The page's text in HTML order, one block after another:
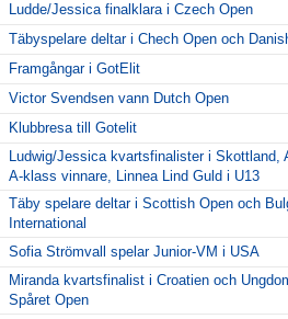
Ludde/Jessica finalklara i Czech Open
Täbyspelare deltar i Chech Open och
Framgångar i GotElit
Victor Svendsen vann Dutch Open
Klubbresa till Gotelit
Ludwig/Jessica kvartsfinalister i Skottland,
A-klass vinnare, Linnea Lind Guld i U13
Täby spelare deltar i Scottish Open och
International
Sofia Strömvall spelar Junior-VM i USA
Miranda kvartsfinalist i Croatien och
Spåret Open